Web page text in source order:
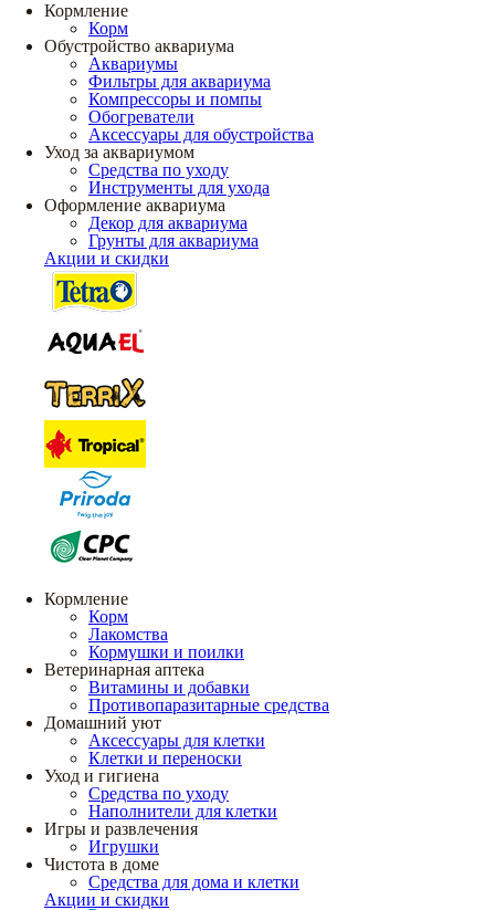
Кормление
Корм
Обустройство аквариума
Аквариумы
Фильтры для аквариума
Компрессоры и помпы
Обогреватели
Аксессуары для обустройства
Уход за аквариумом
Средства по уходу
Инструменты для ухода
Оформление аквариума
Декор для аквариума
Грунты для аквариума
Акции и скидки
Кормление
Корм
Лакомства
Кормушки и поилки
Ветеринарная аптека
Витамины и добавки
Противопаразитарные средства
Домашний уют
Аксессуары для клетки
Клетки и переноски
Уход и гигиена
Средства по уходу
Наполнители для клетки
Игры и развлечения
Игрушки
Чистота в доме
Средства для дома и клетки
Акции и скидки